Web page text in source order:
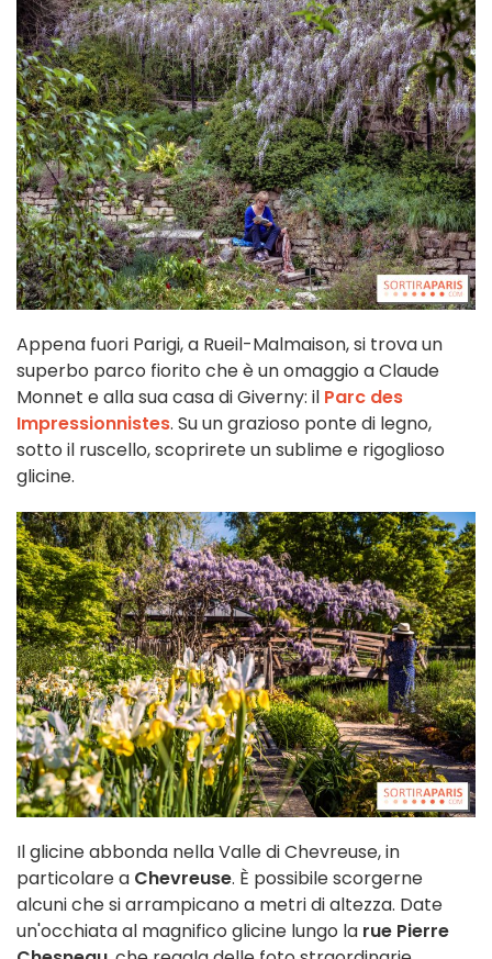
Appena fuori Parigi, a Rueil-Malmaison, si trova un
superbo parco fiorito che è un omaggio a Claude
Monnet e alla sua casa di Giverny: il Parc des
Impressionnistes. Su un grazioso ponte di legno,
sotto il ruscello, scoprirete un sublime e rigoglioso
glicine.
Il glicine abbonda nella Valle di Chevreuse, in
particolare a Chevreuse. È possibile scorgerne
alcuni che si arrampicano a metri di altezza. Date
un'occhiata al magnifico glicine lungo la rue Pierre